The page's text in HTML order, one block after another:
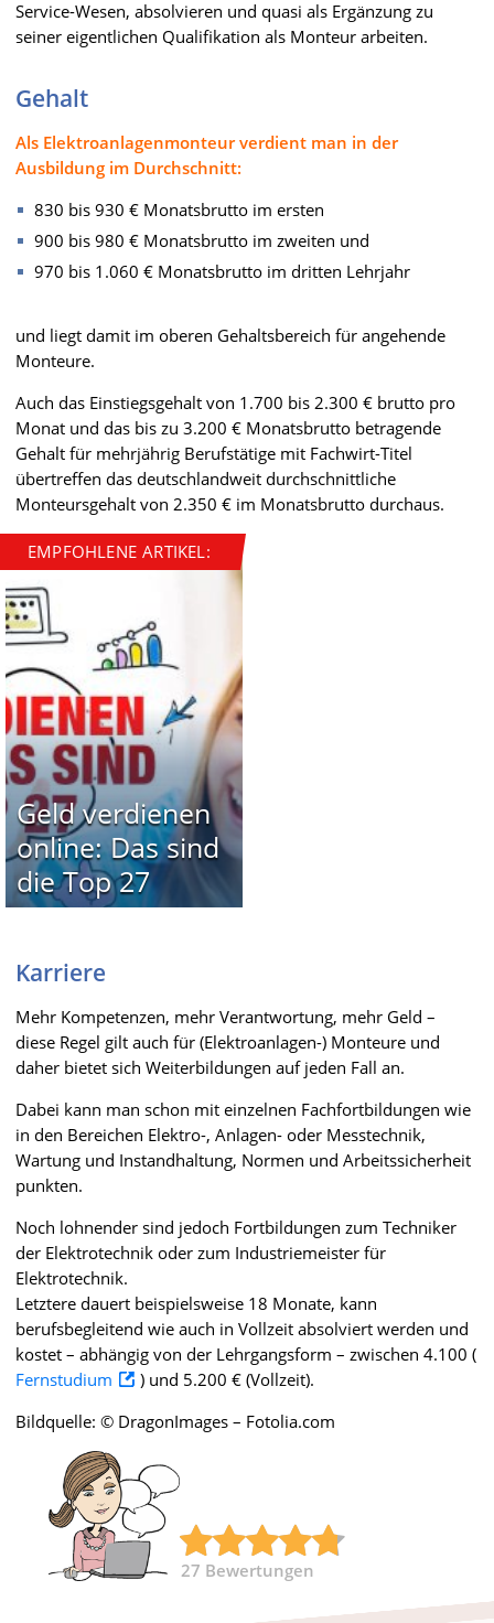
Service-Wesen, absolvieren und quasi als Ergänzung zu
seiner eigentlichen Qualifikation als Monteur arbeiten.
Gehalt
Als Elektroanlagenmonteur verdient man in der
Ausbildung im Durchschnitt:
830 bis 930 € Monatsbrutto im ersten
900 bis 980 € Monatsbrutto im zweiten und
970 bis 1.060 € Monatsbrutto im dritten Lehrjahr
und liegt damit im oberen Gehaltsbereich für angehende
Monteure.
Auch das Einstiegsgehalt von 1.700 bis 2.300 € brutto pro
Monat und das bis zu 3.200 € Monatsbrutto betragende
Gehalt für mehrjährig Berufstätige mit Fachwirt-Titel
übertreffen das deutschlandweit durchschnittliche
Monteursgehalt von 2.350 € im Monatsbrutto durchaus.
EMPFOHLENE ARTIKEL:
Geld verdienen
online: Das sind
die Top 27
Karriere
Mehr Kompetenzen, mehr Verantwortung, mehr Geld –
diese Regel gilt auch für (Elektroanlagen-) Monteure und
daher bietet sich Weiterbildungen auf jeden Fall an.
Dabei kann man schon mit einzelnen Fachfortbildungen wie
in den Bereichen Elektro-, Anlagen- oder Messtechnik,
Wartung und Instandhaltung, Normen und Arbeitssicherheit
punkten.
Noch lohnender sind jedoch Fortbildungen zum Techniker
der Elektrotechnik oder zum Industriemeister für
Elektrotechnik.
Letztere dauert beispielsweise 18 Monate, kann
berufsbegleitend wie auch in Vollzeit absolviert werden und
kostet – abhängig von der Lehrgangsform – zwischen 4.100 (
Fernstudium
) und 5.200 € (Vollzeit).
Bildquelle: © DragonImages – Fotolia.com
27 Bewertungen